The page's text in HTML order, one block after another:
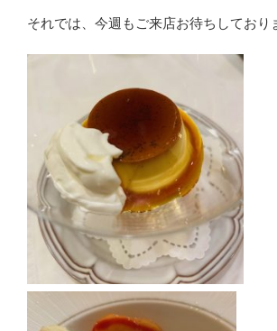
それでは、今週もご来店お待ちしており